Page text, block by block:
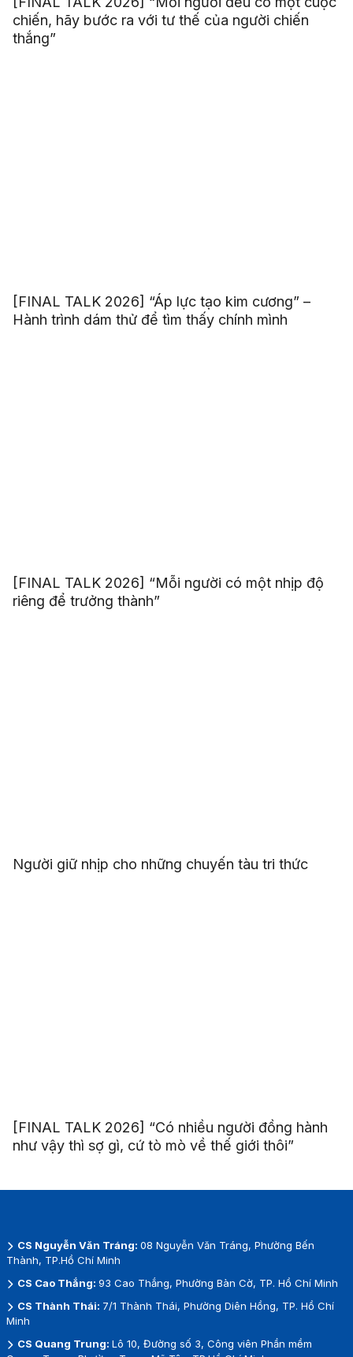
chiến, hãy bước ra với tư thế của người chiến
thắng”
[FINAL TALK 2026] “Áp lực tạo kim cương” –
Hành trình dám thử để tìm thấy chính mình
[FINAL TALK 2026] “Mỗi người có một nhịp độ
riêng để trưởng thành”
Người giữ nhịp cho những chuyến tàu tri thức
[FINAL TALK 2026] “Có nhiều người đồng hành
như vậy thì sợ gì, cứ tò mò về thế giới thôi”
CS Nguyễn Văn Tráng: 08 Nguyễn Văn Tráng, Phường Bến
Thành, TP.Hồ Chí Minh
CS Cao Thắng: 93 Cao Thắng, Phường Bàn Cờ, TP. Hồ Chí Minh
CS Thành Thái: 7/1 Thành Thái, Phường Diên Hồng, TP. Hồ Chí
Minh
CS Quang Trung: Lô 10, Đường số 3, Công viên Phần mềm